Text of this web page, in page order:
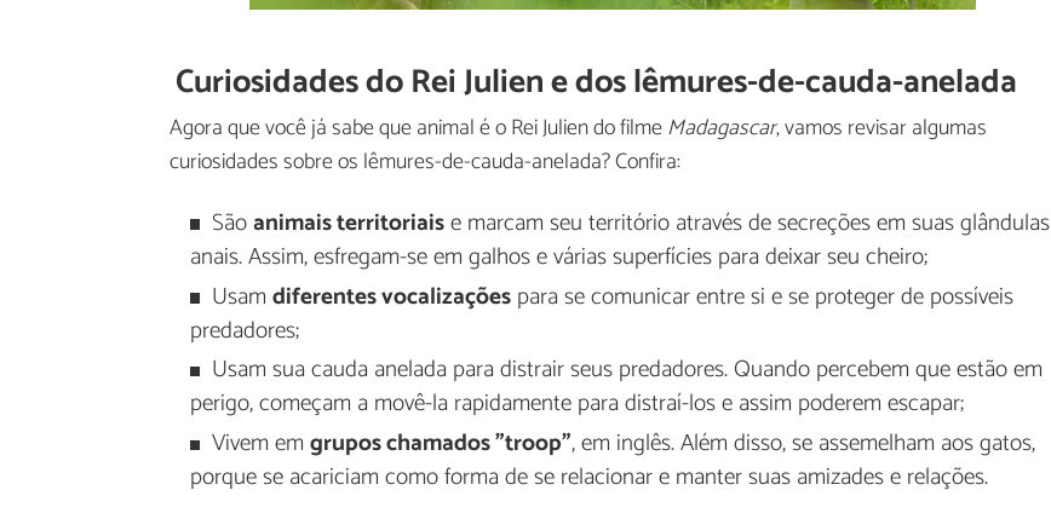
Curiosidades do Rei Julien e dos lêmures-de-cauda-anelada
Agora que você já sabe que animal é o Rei Julien do filmeMadagascar, vamos revisar algumas
curiosidades sobre os lêmures-de-cauda-anelada? Confira:
Sãoanimais territoriaise marcam seu território através de secreções em suas glândulas
anais. Assim, esfregam-se em galhos e várias superfícies para deixar seu cheiro;
Usamdiferentes vocalizaçõespara se comunicar entre si e se proteger de possíveis
predadores;
Usam sua cauda anelada para distrair seus predadores. Quando percebem que estão em
perigo, começam a movê-la rapidamente para distraí-los e assim poderem escapar;
Vivem emgrupos chamados "troop", em inglês. Além disso, se assemelham aos gatos,
porque se acariciam como forma de se relacionar e manter suas amizades e relações.